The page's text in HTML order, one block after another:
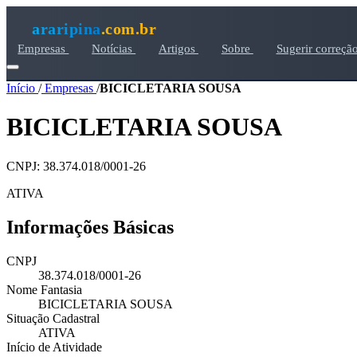
araripina.com.br
Empresas Notícias Artigos Sobre Sugerir
Início /Empresas /BICICLETARIA SOUSA
BICICLETARIA SOUSA
CNPJ: 38.374.018/0001-26
ATIVA
Informações Básicas
CNPJ
38.374.018/0001-26
Nome Fantasia
BICICLETARIA SOUSA
Situação Cadastral
ATIVA
Início de Atividade